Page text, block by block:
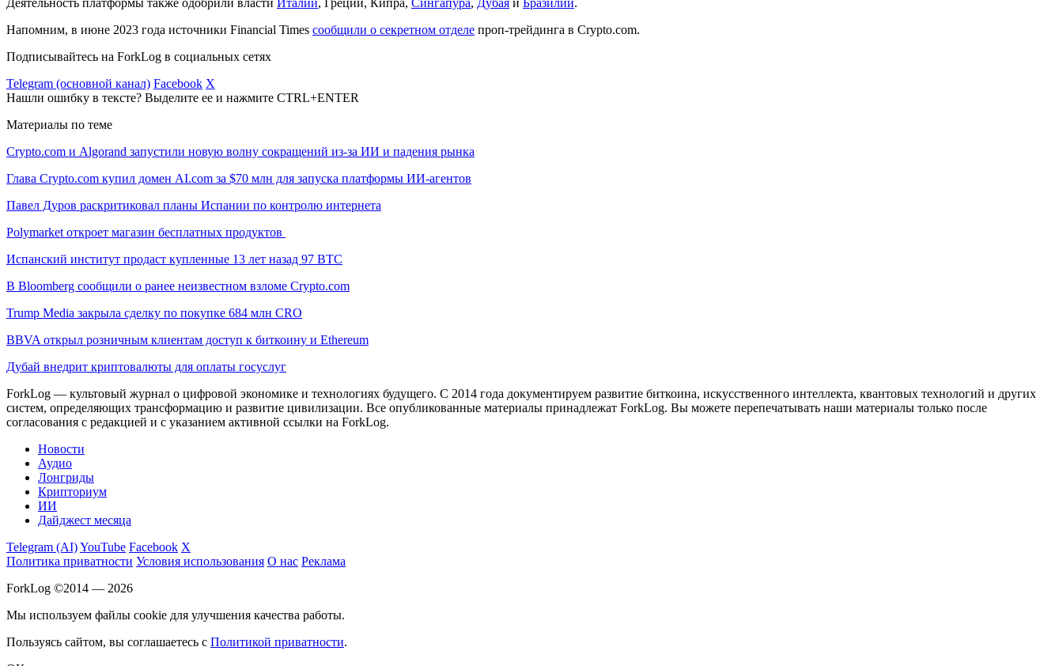
Напомним, в июне 2023 года источники Financial Times сообщили о секретном отделе проп-трейдинга в Crypto.com.
Подписывайтесь на ForkLog в социальных сетях
Telegram (основной канал) Facebook X
Нашли ошибку в тексте? Выделите ее и нажмите CTRL+ENTER
Материалы по теме
Crypto.com и Algorand запустили новую волну сокращений из-за ИИ и падения рынка
Глава Crypto.com купил домен AI.com за $70 млн для запуска платформы ИИ-агентов
Павел Дуров раскритиковал планы Испании по контролю интернета
Polymarket откроет магазин бесплатных продуктов
Испанский институт продаст купленные 13 лет назад 97 BTC
В Bloomberg сообщили о ранее неизвестном взломе Crypto.com
Trump Media закрыла сделку по покупке 684 млн CRO
BBVA открыл розничным клиентам доступ к биткоину и Ethereum
Дубай внедрит криптовалюты для оплаты госуслуг
ForkLog — культовый журнал о цифровой экономике и технологиях будущего. С 2014 года документируем развитие биткоина, искусственного интеллекта, квантовых технологий и других
систем, определяющих трансформацию и развитие цивилизации. Все опубликованные материалы принадлежат ForkLog. Вы можете перепечатывать наши материалы только после
согласования с редакцией и с указанием активной ссылки на ForkLog.
Новости
Аудио
Лонгриды
Крипториум
ИИ
Дайджест месяца
Telegram (AI)YouTube Facebook X
Политика приватности Условия использования О нас Реклама
ForkLog ©2014 — 2026
Мы используем файлы cookie для улучшения качества работы.
Пользуясь сайтом, вы соглашаетесь с Политикой приватности.